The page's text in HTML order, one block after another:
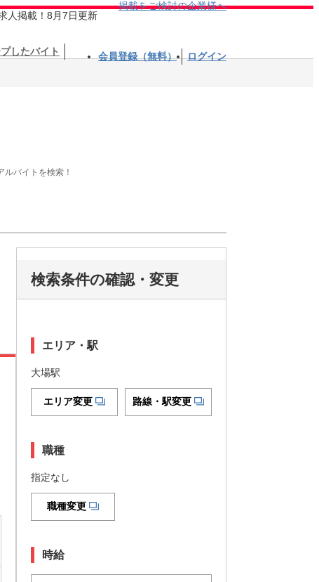
人掲載！8月7日更新
掲載をご検討の企業様へ
したバイト 会員登録（無料） ログイン
バイトを検索！
検索条件の確認・変更
エリア・駅
大場駅
エリア変更 路線・駅変更
職種
指定なし
職種変更
時給